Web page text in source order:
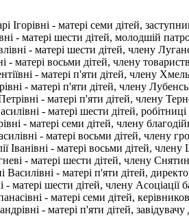
- матері семи дітей,
- матері шести дітей, молодшій
- матері шести дітей, члену
- матері восьми дітей, члену
- матері п'яти дітей, члену
- матері п'яти дітей, члену
- матері п'яти дітей, члену
- матері шести дітей, робітниці
- матері семи дітей, члену
- матері восьми дітей, члену
- матері восьми дітей, члену
- матері шести дітей, члену
- матері п'яти дітей,
матері шести дітей, члену Асоціації
- матері семи дітей,
- матері п'яти дітей,